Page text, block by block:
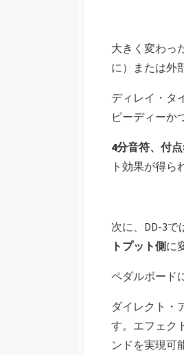
大きく変わっ
に）または外
ディレイ・タ
ピーディーか
4分音符、付
ト効果が得ら
次に、DD-3で
トプット側に
ペダルボード
ダイレクト・
す。エフェク
ンドを実現可